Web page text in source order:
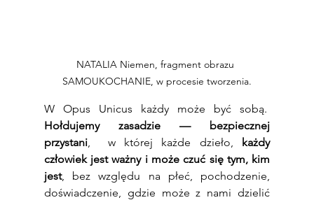
NATALIA Niemen, fragment obrazu
SAMOUKOCHANIE, w procesie tworzenia.
Hołdujemy zasadzie — bezpiecznej
przystani,  w której każde dzieło, każdy
człowiek jest ważny i może czuć się tym, kim
jest, bez względu na płeć, pochodzenie,
doświadczenie, gdzie może z nami dzielić